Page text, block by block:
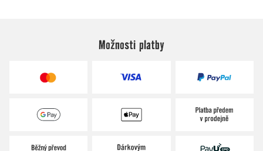
Možnosti platby